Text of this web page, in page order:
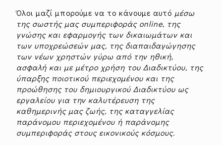
Όλοι μαζί μπορούμε να το κάνουμε αυτό μέσω
της σωστής μας συμπεριφοράς online, της
γνώσης και εφαρμογής των δικαιωμάτων και
των υποχρεώσεών μας, της διαπαιδαγώγησης
των νέων χρηστών γύρω από την ηθική,
ασφαλή και με μέτρο χρήση του Διαδικτύου, της
ύπαρξης ποιοτικού περιεχομένου και της
προώθησης του δημιουργικού Διαδικτύου ως
εργαλείου για την καλυτέρευση της
καθημερινής μας ζωής, της καταγγελίας
παράνομου περιεχομένου ή παράνομης
συμπεριφοράς στους εικονικούς κόσμους.